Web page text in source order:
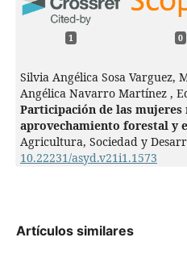
1 0
Silvia Angélica Sosa Varguez,
Angélica Navarro Martínez ,
Participación de las mujeres
aprovechamiento forestal y
Agricultura, Sociedad y
10.22231/asyd.v21i1.1573
Artículos similares